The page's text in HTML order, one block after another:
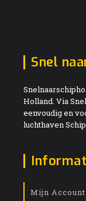
Snel
Holland. Via
eenvoudig en
luchthaven
Mijn Account